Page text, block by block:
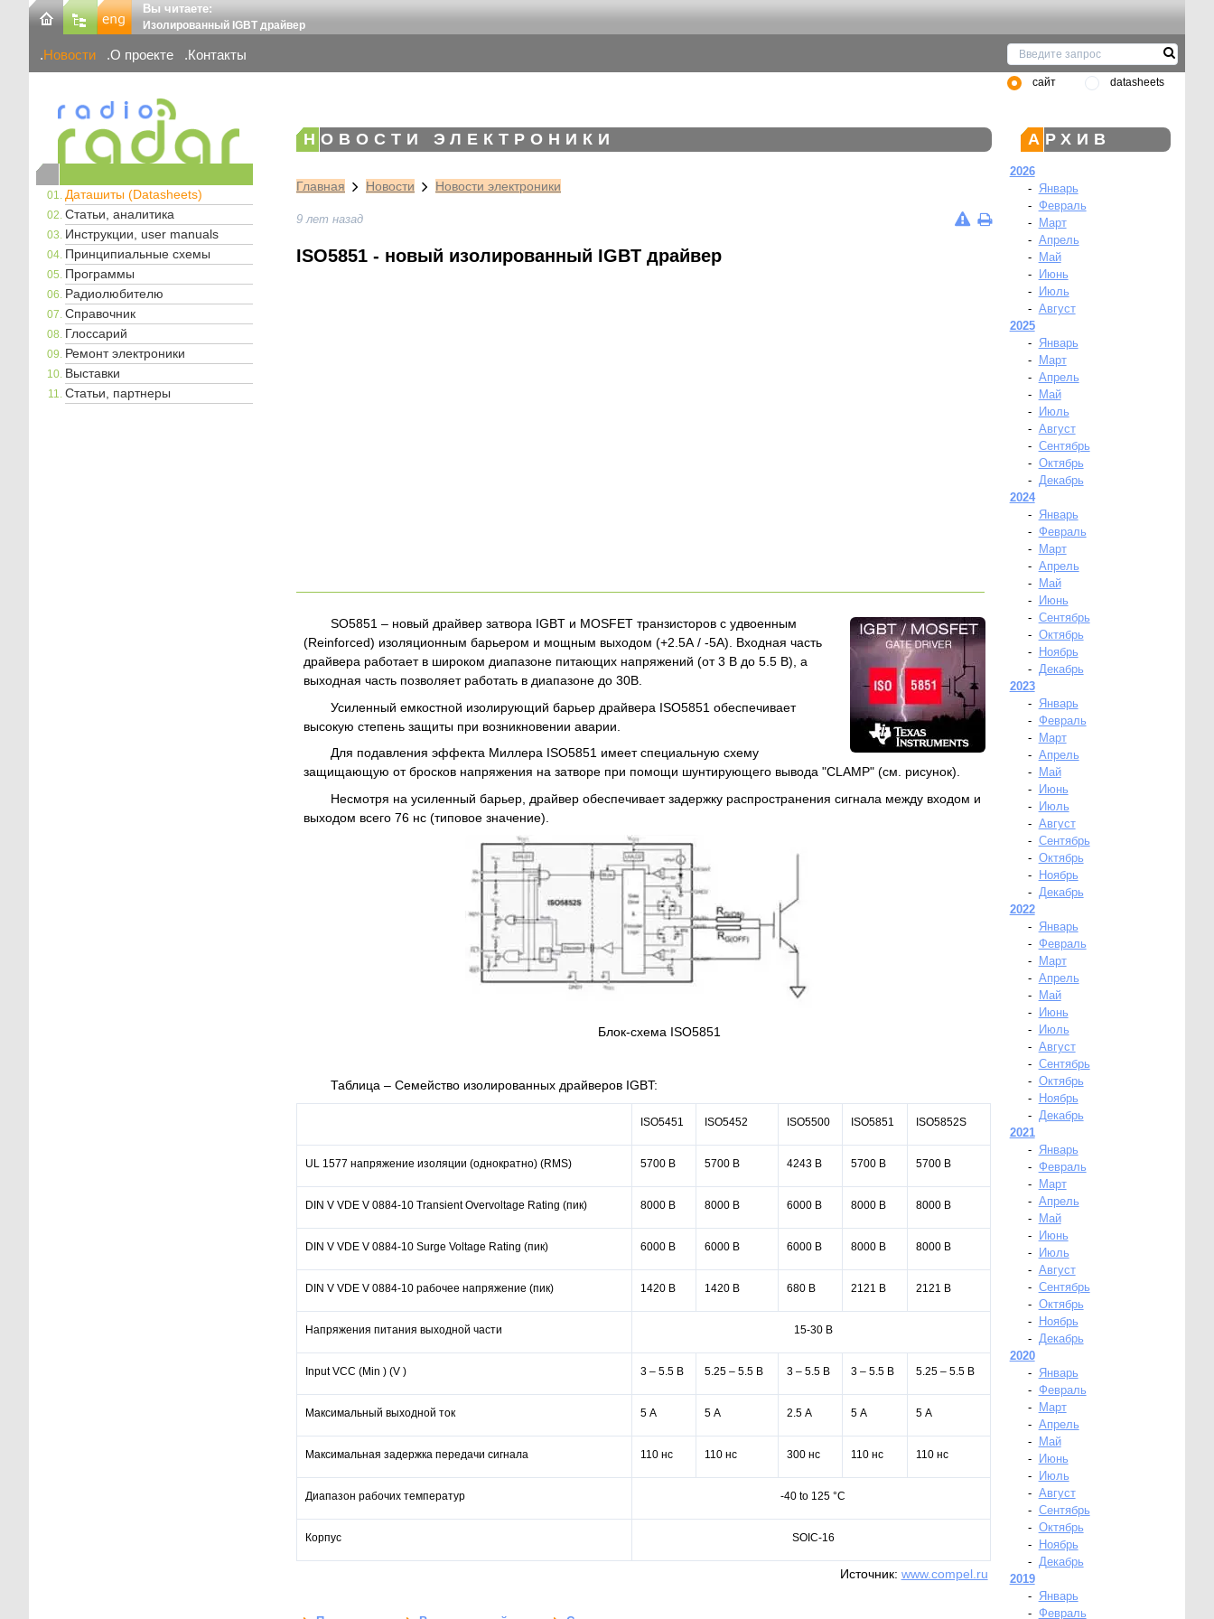
Вы читаете:
Изолированный IGBT драйвер
Новости О проекте Контакты
сайт datasheets
Даташиты (Datasheets)
Статьи, аналитика
Инструкции, user manuals
Принципиальные схемы
Программы
Радиолюбителю
Справочник
Глоссарий
Ремонт электроники
Выставки
Статьи, партнеры
НОВОСТИ ЭЛЕКТРОНИКИ
Главная Новости Новости электроники
9 лет назад
ISO5851 - новый изолированный IGBT драйвер
SO5851 – новый драйвер затвора IGBT и MOSFET транзисторов с удвоенным
(Reinforced) изоляционным барьером и мощным выходом (+2.5А / -5А). Входная часть
драйвера работает в широком диапазоне питающих напряжений (от 3 В до 5.5 В), а
выходная часть позволяет работать в диапазоне до 30В.
Усиленный емкостной изолирующий барьер драйвера ISO5851 обеспечивает
высокую степень защиты при возникновении аварии.
Для подавления эффекта Миллера ISO5851 имеет специальную схему
защищающую от бросков напряжения на затворе при помощи шунтирующего вывода "CLAMP" (см. рисунок).
Несмотря на усиленный барьер, драйвер обеспечивает задержку распространения сигнала между входом и
выходом всего 76 нс (типовое значение).
Блок-схема ISO5851
Таблица – Семейство изолированных драйверов IGBT:
ISO5451 ISO5452 ISO5500 ISO5851 ISO5852S
UL 1577 напряжение изоляции (однократно) (RMS) 5700 В 5700 В 4243 В 5700 В 5700 В
DIN V VDE V 0884-10 Transient Overvoltage Rating (пик) 8000 В 8000 В 6000 В 8000 В 8000 В
DIN V VDE V 0884-10 Surge Voltage Rating (пик) 6000 В 6000 В 6000 В 8000 В 8000 В
DIN V VDE V 0884-10 рабочее напряжение (пик) 1420 В 1420 В 680 В 2121 В 2121 В
Напряжения питания выходной части 15-30 В
Input VCC (Min ) (V ) 3 – 5.5 В 5.25 – 5.5 В 3 – 5.5 В 3 – 5.5 В 5.25 – 5.5 В
Максимальный выходной ток 5 А 5 А 2.5 А 5 А 5 А
Максимальная задержка передачи сигнала 110 нс 110 нс 300 нс 110 нс 110 нс
Диапазон рабочих температур -40 to 125 °С
Корпус SOIC-16
Источник: www.compel.ru
АРХИВ
2026
-
Январь
- Февраль
-
Март
- Апрель
-
Май
-
Июнь
-
Июль
- Август
2025
-
Январь
-
Март
- Апрель
-
Май
-
Июль
- Август
- Сентябрь
- Октябрь
- Декабрь
2024
-
Январь
- Февраль
-
Март
- Апрель
-
Май
-
Июнь
- Сентябрь
- Октябрь
-
Ноябрь
- Декабрь
2023
-
Январь
- Февраль
-
Март
- Апрель
-
Май
-
Июнь
-
Июль
- Август
- Сентябрь
- Октябрь
-
Ноябрь
- Декабрь
2022
-
Январь
- Февраль
-
Март
- Апрель
-
Май
-
Июнь
-
Июль
- Август
- Сентябрь
- Октябрь
-
Ноябрь
- Декабрь
2021
-
Январь
- Февраль
-
Март
- Апрель
-
Май
-
Июнь
-
Июль
- Август
- Сентябрь
- Октябрь
-
Ноябрь
- Декабрь
2020
-
Январь
- Февраль
-
Март
- Апрель
-
Май
-
Июнь
-
Июль
- Август
- Сентябрь
- Октябрь
-
Ноябрь
- Декабрь
2019
-
Январь
- Февраль